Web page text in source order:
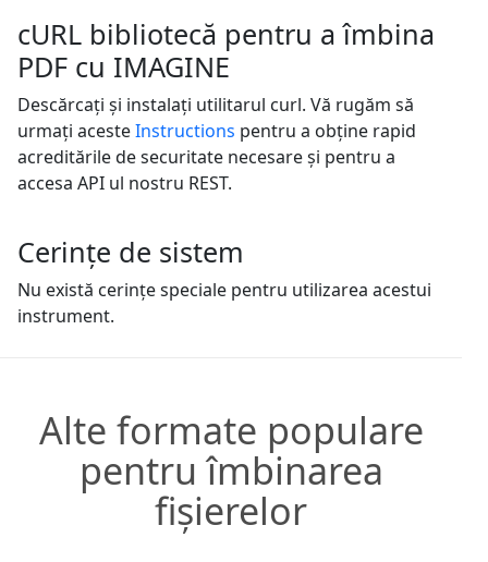
cURL bibliotecă pentru a îmbina
PDF cu IMAGINE
Descărcați și instalați utilitarul curl. Vă rugăm să
urmați acesteInstructions pentru a obține rapid
acreditările de securitate necesare și pentru a
accesa API ul nostru REST.
Cerințe de sistem
Nu există cerințe speciale pentru utilizarea acestui
instrument.
Alte formate populare
pentru îmbinarea
fișierelor